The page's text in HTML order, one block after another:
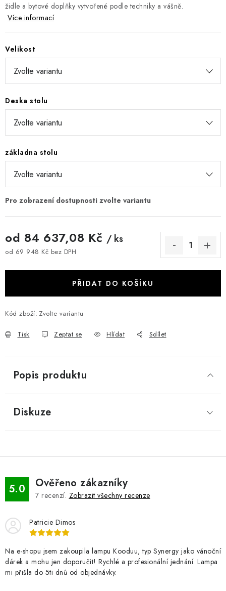
židle a bytové doplňky vytvořené podle techniky a vášně.
Více informací
Velikost
Deska stolu
základna stolu
od 84 637,08 Kč / ks
od 69 948 Kč bez DPH
PŘIDAT DO KOŠÍKU
Kód zboží: Zvolte variantu
Tisk Zeptat se Hlídat Sdílet
Popis produktu
Diskuze
5.0 Ověřeno zákazníky
7 recenzí. Zobrazit všechny recenze
Patricie Dimos
Na e-shopu jsem zakoupila lampu Kooduu, typ Synergy jako vánoční
dárek a mohu jen doporučit! Rychlé a profesionální jednání. Lampa
mi přišla do 5ti dnů od objednávky.